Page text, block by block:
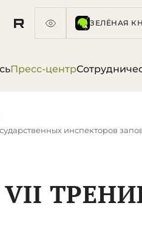
ЗЕЛЁНАЯ
Пресс-центр
инспекторов